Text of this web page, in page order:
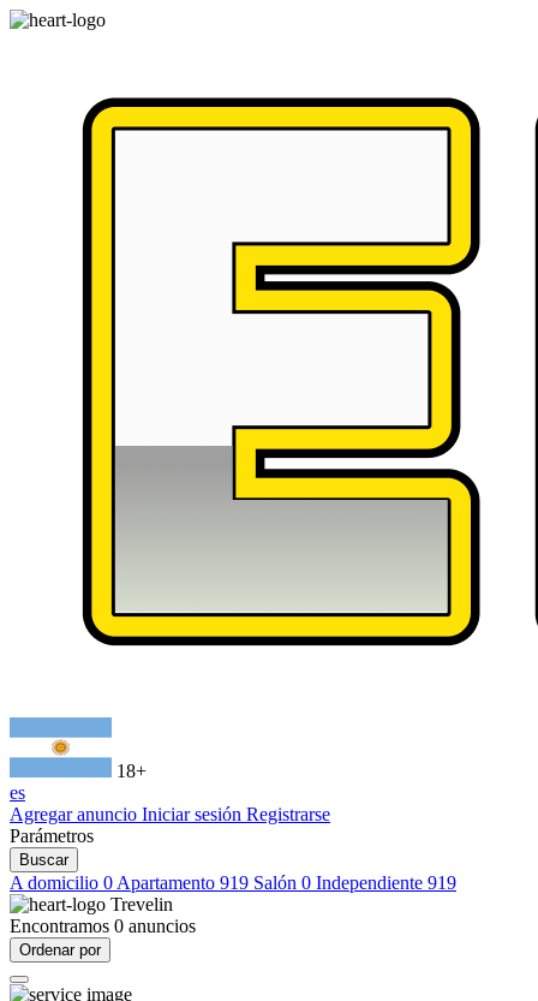
18+
es
Agregar anuncio Iniciar sesión Registrarse
Parámetros
Buscar
A domicilio 0 Apartamento 919 Salón 0 Independiente 919
Trevelin
Encontramos 0 anuncios
Ordenar por